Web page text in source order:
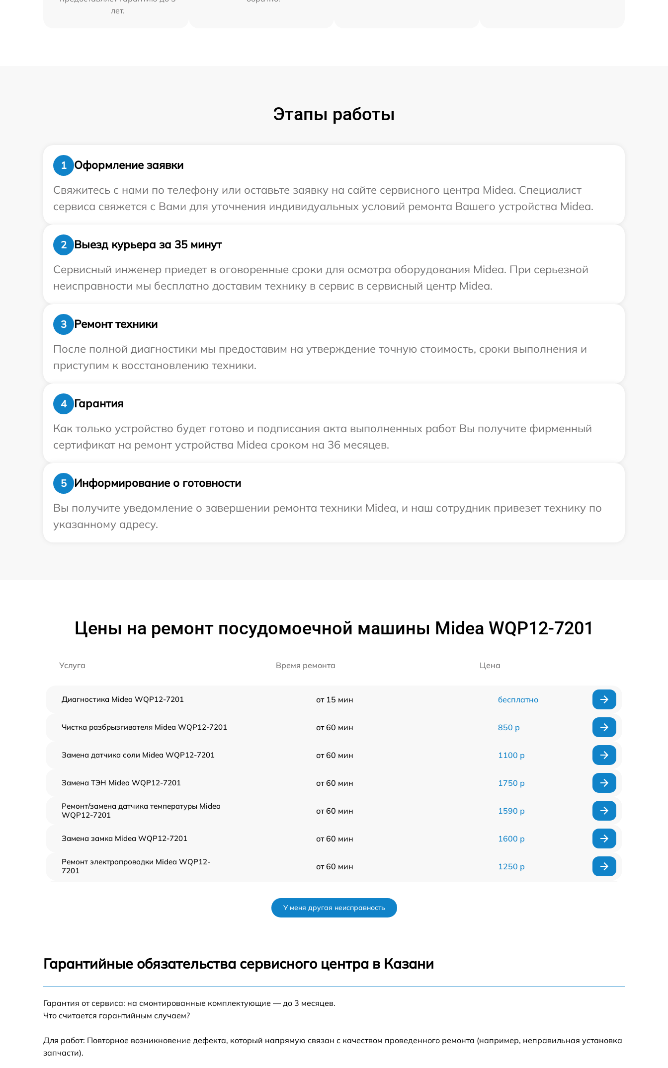
лет.
Этапы работы
1
Оформление заявки
Свяжитесь с нами по телефону или оставьте заявку на сайте сервисного центра Midea. Специалист
сервиса свяжется с Вами для уточнения индивидуальных условий ремонта Вашего устройства Midea.
2
Выезд курьера за 35 минут
Сервисный инженер приедет в оговоренные сроки для осмотра оборудования Midea. При серьезной
неисправности мы бесплатно доставим технику в сервис в сервисный центр Midea.
3
Ремонт техники
После полной диагностики мы предоставим на утверждение точную стоимость, сроки выполнения и
приступим к восстановлению техники.
4
Гарантия
Как только устройство будет готово и подписания акта выполненных работ Вы получите фирменный
сертификат на ремонт устройства Midea сроком на 36 месяцев.
5
Информирование о готовности
Вы получите уведомление о завершении ремонта техники Midea, и наш сотрудник привезет технику по
указанному адресу.
Цены на ремонт посудомоечной машины Midea WQP12-7201
Услуга Время ремонта Цена
Диагностика Midea WQP12-7201 от 15 мин бесплатно
Чистка разбрызгивателя Midea WQP12-7201 от 60 мин 850 р
Замена датчика соли Midea WQP12-7201 от 60 мин 1100 р
Замена ТЭН Midea WQP12-7201 от 60 мин 1750 р
Ремонт/замена датчика температуры Midea
WQP12-7201
от 60 мин 1590 р
Замена замка Midea WQP12-7201 от 60 мин 1600 р
Ремонт электропроводки Midea WQP12-
7201
от 60 мин 1250 р
Замена панели управления Midea WQP12-
от 60 мин
Замена разбрызгивателя Midea WQP12-
У меня другая неисправность
Гарантийные обязательства сервисного центра в Казани
Гарантия от сервиса: на смонтированные комплектующие — до 3 месяцев.
Что считается гарантийным случаем?
Для работ: Повторное возникновение дефекта, который напрямую связан с качеством проведенного ремонта (например, неправильная установка
запчасти).